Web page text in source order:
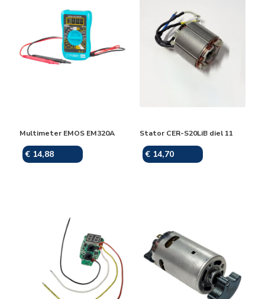
Multimeter EMOS EM320A
€ 14,88
Stator CER-S20LiB diel 11
€ 14,70